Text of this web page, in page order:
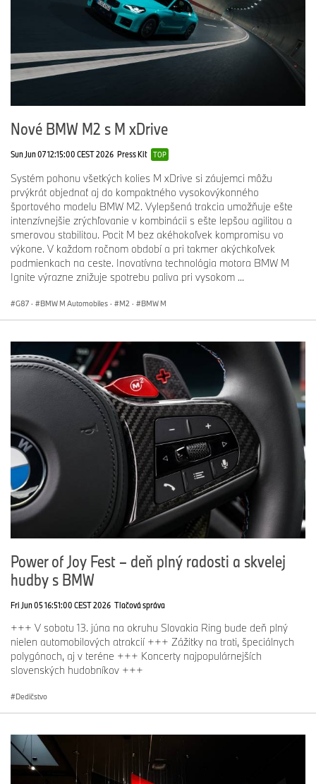
Nové BMW M2 s M xDrive
Sun Jun 07 12:15:00 CEST 2026 Press Kit TOP
Systém pohonu všetkých kolies M xDrive si záujemci môžu
prvýkrát objednať aj do kompaktného vysokovýkonného
športového modelu BMW M2. Vylepšená trakcia umožňuje ešte
intenzívnejšie zrýchľovanie v kombinácii s ešte lepšou agilitou a
smerovou stabilitou. Pocit M bez akéhokoľvek kompromisu vo
výkone. V každom ročnom období a pri takmer akýchkoľvek
podmienkach na ceste. Inovatívna technológia motora BMW M
Ignite výrazne znižuje spotrebu paliva pri vysokom ...
G87 · BMW M Automobiles · M2 · BMW M
Power of Joy Fest – deň plný radosti a skvelej
hudby s BMW
Fri Jun 05 16:51:00 CEST 2026 Tlačová správa
+++ V sobotu 13. júna na okruhu Slovakia Ring bude deň plný
nielen automobilových atrakcií +++ Zážitky na trati, špeciálnych
polygónoch, aj v teréne +++ Koncerty najpopulárnejších
slovenských hudobníkov +++
Dedičstvo